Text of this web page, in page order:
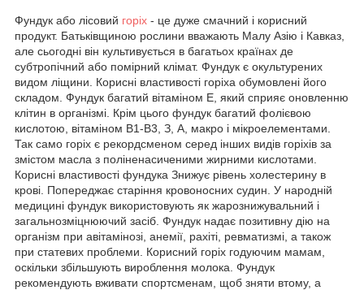
Фундук або лісовий горіх - це дуже смачний і корисний
продукт. Батьківщиною рослини вважають Малу Азію і Кавказ,
але сьогодні він культивується в багатьох країнах де
субтропічний або помірний клімат. Фундук є окультурених
видом ліщини. Корисні властивості горіха обумовлені його
складом. Фундук багатий вітаміном Е, який сприяє оновленню
клітин в організмі. Крім цього фундук багатий фолієвою
кислотою, вітаміном В1-В3, З, А, макро і мікроелементами.
Так само горіх є рекордсменом серед інших видів горіхів за
змістом масла з поліненасиченими жирними кислотами.
Корисні властивості фундука Знижує рівень холестерину в
крові. Попереджає старіння кровоносних судин. У народній
медицині фундук використовують як жарознижувальний і
загальнозміцнюючий засіб. Фундук надає позитивну дію на
організм при авітамінозі, анемії, рахіті, ревматизмі, а також
при статевих проблеми. Корисний горіх годуючим мамам,
оскільки збільшують вироблення молока. Фундук
рекомендують вживати спортсменам, щоб зняти втому, а